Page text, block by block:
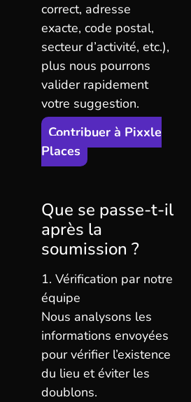
correct, adresse
exacte, code postal,
secteur d’activité, etc.),
plus nous pourrons
valider rapidement
votre suggestion.
Contribuer à Pixxle
Places
Que se passe-t-il
après la
soumission ?
1. Vérification par notre
équipe
Nous analysons les
informations envoyées
pour vérifier l’existence
du lieu et éviter les
doublons.